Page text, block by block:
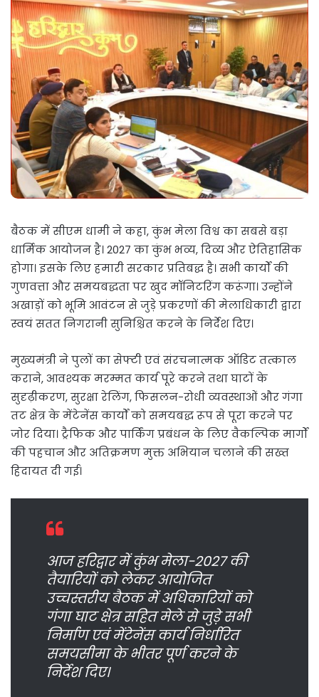
बैठक में सीएम धामी ने कहा, कुंभ मेला विश्व का सबसे बड़ा
धार्मिक आयोजन है। 2027 का कुंभ भव्य, दिव्य और ऐतिहासिक
होगा। इसके लिए हमारी सरकार प्रतिबद्ध है। सभी कार्यों की
गुणवत्ता और समयबद्धता पर खुद मॉनिटरिंग करूंगा। उन्होंने
अखाड़ों को भूमि आवंटन से जुड़े प्रकरणों की मेलाधिकारी द्वारा
स्वयं सतत निगरानी सुनिश्चित करने के निर्देश दिए।
मुख्यमंत्री ने पुलों का सेफ्टी एवं संरचनात्मक ऑडिट तत्काल
कराने, आवश्यक मरम्मत कार्य पूरे करने तथा घाटों के
सुदृढ़ीकरण, सुरक्षा रेलिंग, फिसलन-रोधी व्यवस्थाओं और गंगा
तट क्षेत्र के मेंटेनेंस कार्यों को समयबद्ध रूप से पूरा करने पर
जोर दिया। ट्रैफिक और पार्किंग प्रबंधन के लिए वैकल्पिक मार्गों
की पहचान और अतिक्रमण मुक्त अभियान चलाने की सख्त
हिदायत दी गई।
आज हरिद्वार में कुंभ मेला-2027 की
तैयारियों को लेकर आयोजित
उच्चस्तरीय बैठक में अधिकारियों को
गंगा घाट क्षेत्र सहित मेले से जुड़े सभी
निर्माण एवं मेंटेनेंस कार्य निर्धारित
समयसीमा के भीतर पूर्ण करने के
निर्देश दिए।